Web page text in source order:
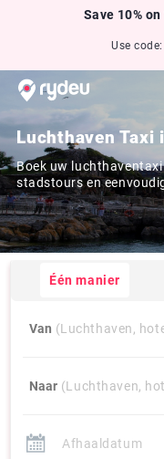
Save 10%
Use code:
Luchthaven Taxi
Boek uw
stadstours en
Één manier
Van (Luchthaven,
Naar (Luchthaven,